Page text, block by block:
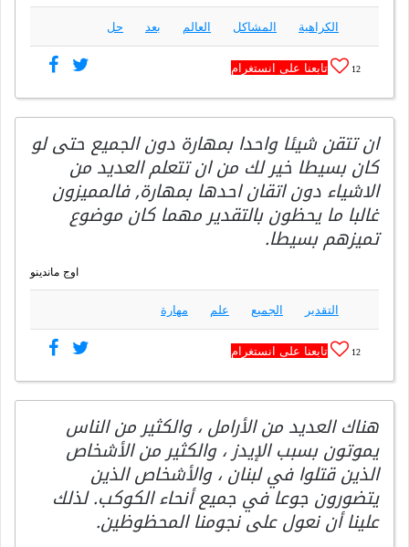
الكراهية المشاكل العالم بعد حل
12 تابعنا على انستغرام
ان تتقن شيئا واحدا بمهارة دون الجميع حتى لو
كان بسيطا خير لك من ان تتعلم العديد من
الاشياء دون اتقان احدها بمهارة, فالمميزون
غالبا ما يحظون بالتقدير مهما كان موضوع
تميزهم بسيطا.
اوج ماندينو
التقدير الجميع علم مهارة
12 تابعنا على انستغرام
هناك العديد من الأرامل ، والكثير من الناس
يموتون بسبب الإيدز ، والكثير من الأشخاص
الذين قتلوا في لبنان ، والأشخاص الذين
يتضورون جوعا في جميع أنحاء الكوكب. لذلك
علينا أن نعول على نجومنا المحظوظين.